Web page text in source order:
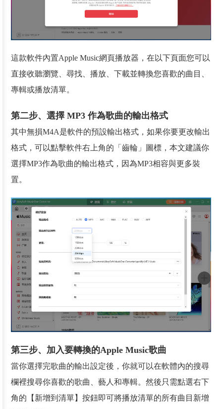
這款軟件內置Apple Music網頁播放器，在以下頁面您可以
直接收聽瀏覽、尋找、播放、下載並轉換您喜歡的曲目、
專輯或播放清單。
第二步、選擇 MP3 作為歌曲的輸出格式
其中無損M4A是軟件的預設輸出格式，如果你要更改輸出
格式，可以點擊軟件右上角的「齒輪」圖標，本文建議你
選擇MP3作為歌曲的輸出格式，因為MP3相容與更多裝
置。
第三步、加入要轉換的Apple Music歌曲
當你選擇完歌曲的輸出設定後，你就可以在軟體內的搜尋
欄裡搜尋你喜歡的歌曲、藝人和專輯。然後只需點選右下
角的【新增到清單】按鈕即可將播放清單的所有曲目新增